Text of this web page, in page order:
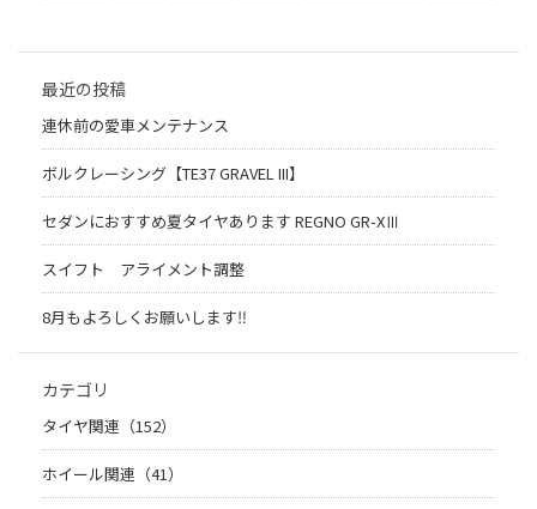
最近の投稿
連休前の愛車メンテナンス
ボルクレーシング【TE37 GRAVEL III】
セダンにおすすめ夏タイヤあります REGNO GR-XⅢ
スイフト アライメント調整
8月もよろしくお願いします‼︎
カテゴリ
タイヤ関連（152）
ホイール関連（41）